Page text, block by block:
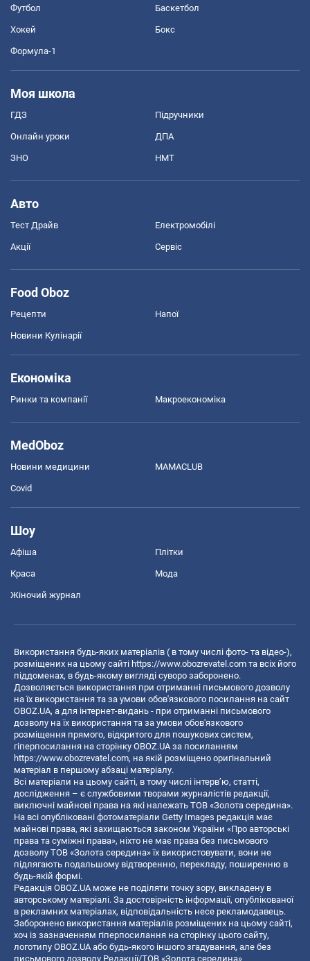
Футбол Баскетбол
Хокей Бокс
Формула-1
Моя школа
ГДЗ Підручники
Онлайн уроки ДПА
ЗНО НМТ
Авто
Тест Драйв Електромобілі
Акції Сервіс
Food Oboz
Рецепти Напої
Новини Кулінарії
Економіка
Ринки та компанії Макроекономіка
MedOboz
Новини медицини MAMACLUB
Covid
Шоу
Афіша Плітки
Краса Мода
Жіночий журнал
Використання будь-яких матеріалів ( в тому числі фото- та відео-),
розміщених на цьому сайті https://www.obozrevatel.com та всіх його
піддоменах, в будь-якому вигляді суворо заборонено.
Дозволяється використання при отриманні письмового дозволу
на їх використання та за умови обов'язкового посилання на сайт
OBOZ.UA, а для інтернет-видань - при отриманні письмового
дозволу на їх використання та за умови обов'язкового
розміщення прямого, відкритого для пошукових систем,
гіперпосилання на сторінку OBOZ.UA за посиланням
https://www.obozrevatel.com, на якій розміщено оригінальний
матеріал в першому абзаці матеріалу.
Всі матеріали на цьому сайті, в тому числі інтерв’ю, статті,
дослідження – є службовими творами журналістів редакції,
виключні майнові права на які належать ТОВ «Золота середина».
На всі опубліковані фотоматеріали Getty Images редакція має
майнові права, які захищаються законом України «Про авторські
права та суміжні права», ніхто не має права без письмового
дозволу ТОВ «Золота середина» їх використовувати, вони не
підлягають подальшому відтворенню, перекладу, поширенню в
будь-якій формі.
Редакція OBOZ.UA може не поділяти точку зору, викладену в
авторському матеріалі. За достовірність інформації, опублікованої
в рекламних матеріалах, відповідальність несе рекламодавець.
Заборонено використання матеріалів розміщених на цьому сайті,
хоч із зазначенням гіперпосилання на сторінку цього сайту,
логотипу OBOZ.UA або будь-якого іншого згадування, але без
письмового дозволу Редакції/ТОВ «Золота середина»